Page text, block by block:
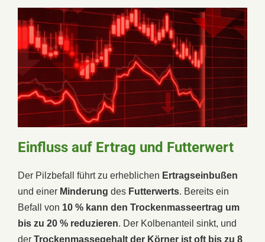
Einfluss auf Ertrag und Futterwert
Der Pilzbefall führt zu erheblichen Ertragseinbußen
und einer Minderung des Futterwerts. Bereits ein
Befall von 10 % kann den Trockenmasseertrag um
bis zu 20 % reduzieren. Der Kolbenanteil sinkt, und
der Trockenmassegehalt der Körner ist oft bis zu 8